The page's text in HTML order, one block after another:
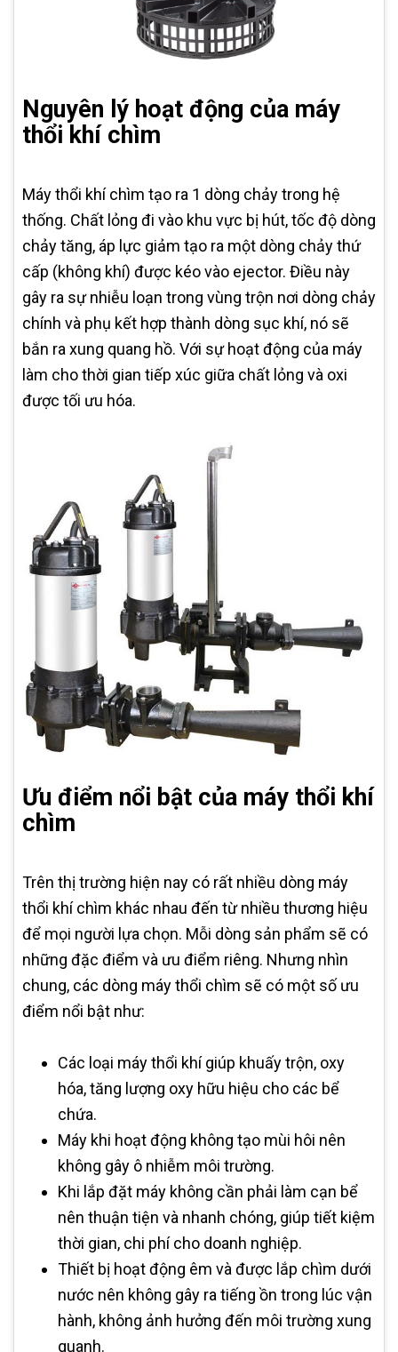
Nguyên lý hoạt động của máy
thổi khí chìm
Máy thổi khí chìm tạo ra 1 dòng chảy trong hệ
thống. Chất lỏng đi vào khu vực bị hút, tốc độ dòng
chảy tăng, áp lực giảm tạo ra một dòng chảy thứ
cấp (không khí) được kéo vào ejector. Điều này
gây ra sự nhiễu loạn trong vùng trộn nơi dòng chảy
chính và phụ kết hợp thành dòng sục khí, nó sẽ
bắn ra xung quang hồ. Với sự hoạt động của máy
làm cho thời gian tiếp xúc giữa chất lỏng và oxi
được tối ưu hóa.
Ưu điểm nổi bật của máy thổi khí
chìm
Trên thị trường hiện nay có rất nhiều dòng máy
thổi khí chìm khác nhau đến từ nhiều thương hiệu
để mọi người lựa chọn. Mỗi dòng sản phẩm sẽ có
những đặc điểm và ưu điểm riêng. Nhưng nhìn
chung, các dòng máy thổi chìm sẽ có một số ưu
điểm nổi bật như:
Các loại máy thổi khí giúp khuấy trộn, oxy
hóa, tăng lượng oxy hữu hiệu cho các bể
chứa.
Máy khi hoạt động không tạo mùi hôi nên
không gây ô nhiễm môi trường.
Khi lắp đặt máy không cần phải làm cạn bể
nên thuận tiện và nhanh chóng, giúp tiết kiệm
thời gian, chi phí cho doanh nghiệp.
Thiết bị hoạt động êm và được lắp chìm dưới
nước nên không gây ra tiếng ồn trong lúc vận
hành, không ảnh hưởng đến môi trường xung
quanh.